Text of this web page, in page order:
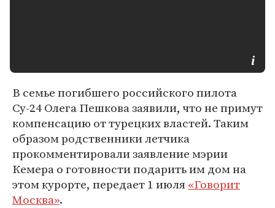
В семье погибшего российского пилота
Су-24 Олега Пешкова заявили, что не примут
компенсацию от турецких властей. Таким
образом родственники летчика
прокомментировали заявление мэрии
Кемера о готовности подарить им дом на
этом курорте, передает 1 июля«Говорит
Москва».